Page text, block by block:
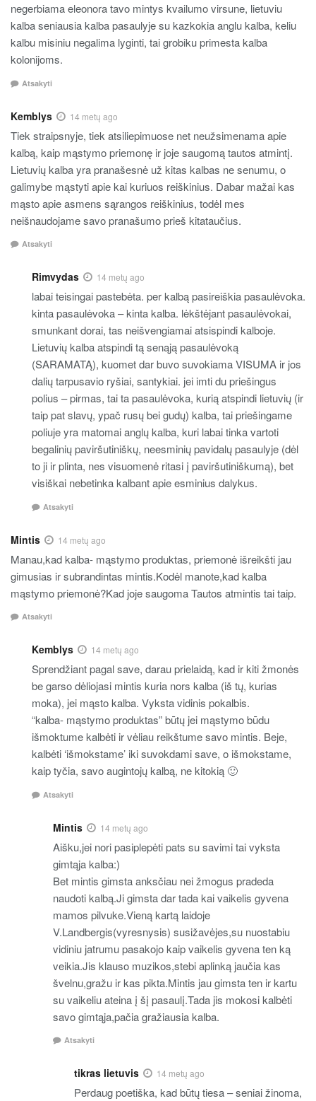
negerbiama eleonora tavo mintys kvailumo virsune, lietuviu
kalba seniausia kalba pasaulyje su kazkokia anglu kalba, keliu
kalbu misiniu negalima lyginti, tai grobiku primesta kalba
kolonijoms.
Atsakyti
Kemblys 14 metų ago
Tiek straipsnyje, tiek atsiliepimuose net neužsimenama apie
kalbą, kaip mąstymo priemonę ir joje saugomą tautos atmintį.
Lietuvių kalba yra pranašesnė už kitas kalbas ne senumu, o
galimybe mąstyti apie kai kuriuos reiškinius. Dabar mažai kas
mąsto apie asmens sąrangos reiškinius, todėl mes
neišnaudojame savo pranašumo prieš kitataučius.
Atsakyti
Rimvydas 14 metų ago
labai teisingai pastebėta. per kalbą pasireiškia pasaulėvoka.
kinta pasaulėvoka – kinta kalba. lėkštėjant pasaulėvokai,
smunkant dorai, tas neišvengiamai atsispindi kalboje.
Lietuvių kalba atspindi tą senąją pasaulėvoką
(SARAMATĄ), kuomet dar buvo suvokiama VISUMA ir jos
dalių tarpusavio ryšiai, santykiai. jei imti du priešingus
polius – pirmas, tai ta pasaulėvoka, kurią atspindi lietuvių (ir
taip pat slavų, ypač rusų bei gudų) kalba, tai priešingame
poliuje yra matomai anglų kalba, kuri labai tinka vartoti
begalinių paviršutiniškų, neesminių pavidalų pasaulyje (dėl
to ji ir plinta, nes visuomenė ritasi į paviršutiniškumą), bet
visiškai nebetinka kalbant apie esminius dalykus.
Atsakyti
Mintis 14 metų ago
Manau,kad kalba- mąstymo produktas, priemonė išreikšti jau
gimusias ir subrandintas mintis.Kodėl manote,kad kalba
mąstymo priemonė?Kad joje saugoma Tautos atmintis tai taip.
Atsakyti
Kemblys 14 metų ago
Sprendžiant pagal save, darau prielaidą, kad ir kiti žmonės
be garso dėliojasi mintis kuria nors kalba (iš tų, kurias
moka), jei mąsto kalba. Vyksta vidinis pokalbis.
“kalba- mąstymo produktas” būtų jei mąstymo būdu
išmoktume kalbėti ir vėliau reikštume savo mintis. Beje,
kalbėti ‘išmokstame’ iki suvokdami save, o išmokstame,
kaip tyčia, savo augintojų kalbą, ne kitokią 🙂
Atsakyti
Mintis 14 metų ago
Aišku,jei nori pasiplepėti pats su savimi tai vyksta
gimtąja kalba:)
Bet mintis gimsta anksčiau nei žmogus pradeda
naudoti kalbą.Ji gimsta dar tada kai vaikelis gyvena
mamos pilvuke.Vieną kartą laidoje
V.Landbergis(vyresnysis) susižavėjes,su nuostabiu
vidiniu jatrumu pasakojo kaip vaikelis gyvena ten ką
veikia.Jis klauso muzikos,stebi aplinką jaučia kas
švelnu,gražu ir kas pikta.Mintis jau gimsta ten ir kartu
su vaikeliu ateina į šį pasaulį.Tada jis mokosi kalbėti
savo gimtąja,pačia gražiausia kalba.
Atsakyti
tikras lietuvis 14 metų ago
Perdaug poetiška, kad būtų tiesa – seniai žinoma,